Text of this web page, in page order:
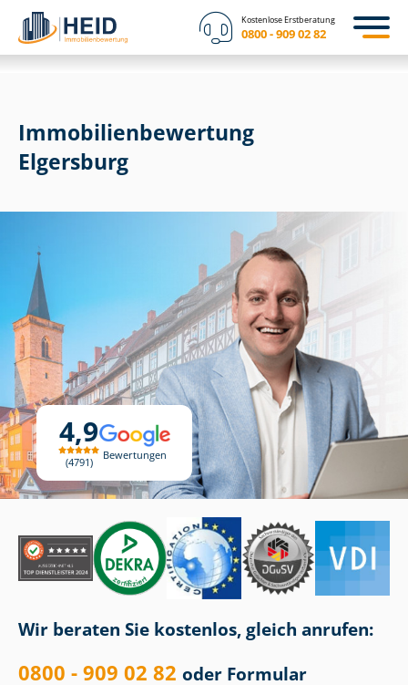
Kostenlose Erstberatung
0800 - 909 02 82
4,9
4791
Bewertungen
Immobilien­bewertung
Elgersburg
Wir beraten Sie kostenlos, gleich anrufen:
0800 - 909 02 82 oder Formular